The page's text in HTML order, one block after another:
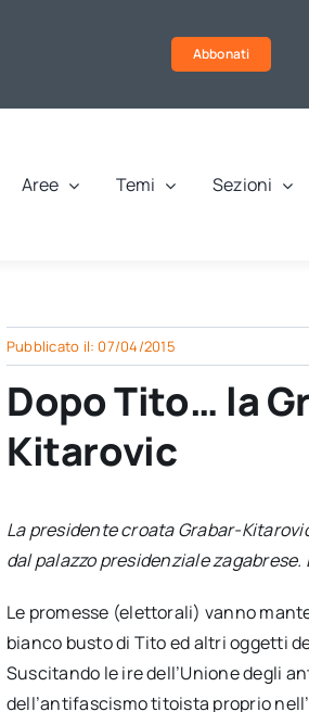
Abbonati
Aree Temi Sezioni
Pubblicato il: 07/04/2015
Dopo Tito… la
Kitarovic
La presidente croata Grabar-
dal palazzo presidenziale
Le promesse (elettorali) vanno
bianco busto di Tito ed altri oggetti
Suscitando le ire dell’Unione degli
dell’antifascismo titoista proprio